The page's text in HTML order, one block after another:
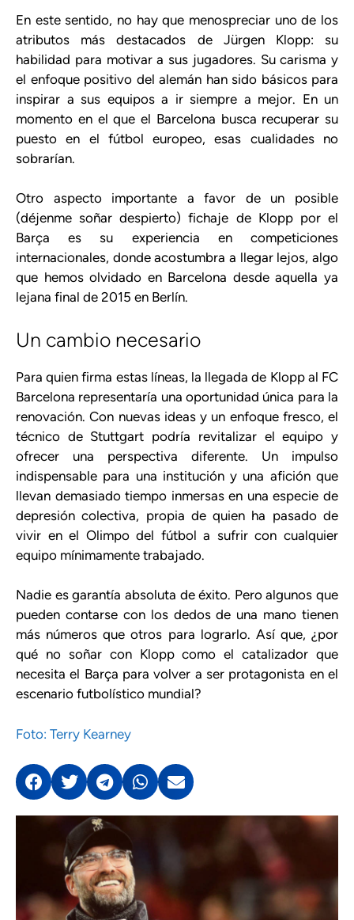
En este sentido, no hay que menospreciar uno de los
atributos más destacados de Jürgen Klopp: su
habilidad para motivar a sus jugadores. Su carisma y
el enfoque positivo del alemán han sido básicos para
inspirar a sus equipos a ir siempre a mejor. En un
momento en el que el Barcelona busca recuperar su
puesto en el fútbol europeo, esas cualidades no
sobrarían.
Otro aspecto importante a favor de un posible
(déjenme soñar despierto) fichaje de Klopp por el
Barça es su experiencia en competiciones
internacionales, donde acostumbra a llegar lejos, algo
que hemos olvidado en Barcelona desde aquella ya
lejana final de 2015 en Berlín.
Un cambio necesario
Para quien firma estas líneas, la llegada de Klopp al FC
Barcelona representaría una oportunidad única para la
renovación. Con nuevas ideas y un enfoque fresco, el
técnico de Stuttgart podría revitalizar el equipo y
ofrecer una perspectiva diferente. Un impulso
indispensable para una institución y una afición que
llevan demasiado tiempo inmersas en una especie de
depresión colectiva, propia de quien ha pasado de
vivir en el Olimpo del fútbol a sufrir con cualquier
equipo mínimamente trabajado.
Nadie es garantía absoluta de éxito. Pero algunos que
pueden contarse con los dedos de una mano tienen
más números que otros para lograrlo. Así que, ¿por
qué no soñar con Klopp como el catalizador que
necesita el Barça para volver a ser protagonista en el
escenario futbolístico mundial?
Foto: Terry Kearney